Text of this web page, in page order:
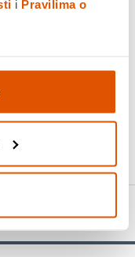
i Pravilima o